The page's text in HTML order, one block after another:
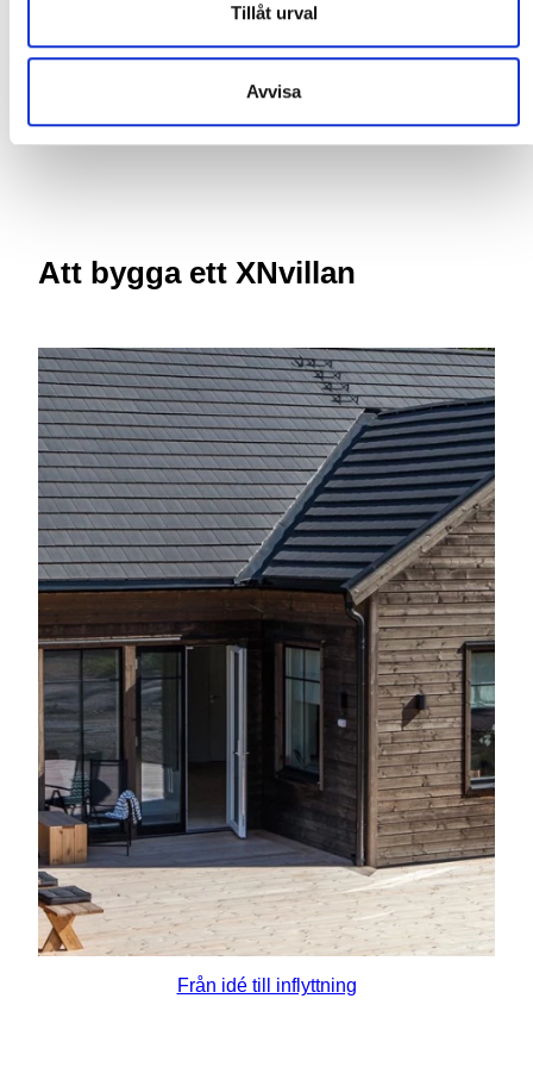
Tillåt urval
Avvisa
Att bygga ett XNvillan
Från idé till inflyttning